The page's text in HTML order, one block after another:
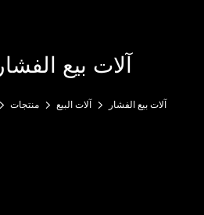
آلات بيع الفشار
منتجات آلات البيع آلات بيع الفشار